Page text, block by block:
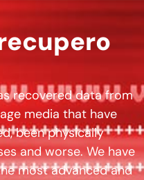
recovered data from
media that have
been physically
and worse. We have
most advanced and